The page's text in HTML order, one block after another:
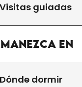
Visitas guiadas
en
Dónde dormir